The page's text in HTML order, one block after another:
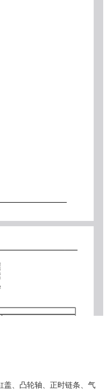
盖、凸轮轴、正时链条、气